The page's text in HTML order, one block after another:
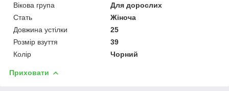
Вікова група
Для дорослих
Стать
Жіноча
Довжина устілки
25
Розмір взуття
39
Колір
Чорний
Приховати